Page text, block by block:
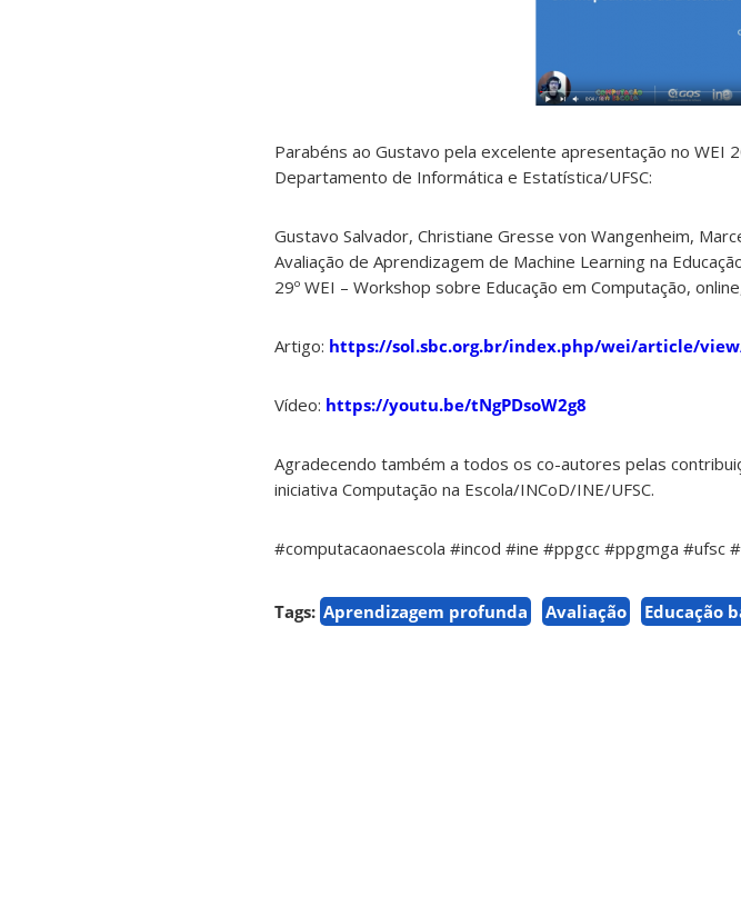
Parabéns ao Gustavo pela excelente apresentação no WEI
Departamento de Informática e Estatística/UFSC:
Gustavo Salvador, Christiane Gresse von Wangenheim,
Avaliação de Aprendizagem de Machine Learning na
29º WEI – Workshop sobre Educação em Computação,
Artigo: https://sol.sbc.org.br/index.php/wei/article/
Vídeo: https://youtu.be/tNgPDsoW2g8
Agradecendo também a todos os co-autores pelas
iniciativa Computação na Escola/INCoD/INE/UFSC.
#computacaonaescola #incod #ine #ppgcc #ppgmga #ufsc
Tags: Aprendizagem profunda Avaliação Educação